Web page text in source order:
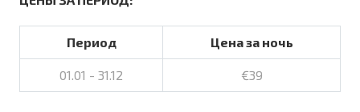
Период Цена за ночь
01.01 - 31.12 €39